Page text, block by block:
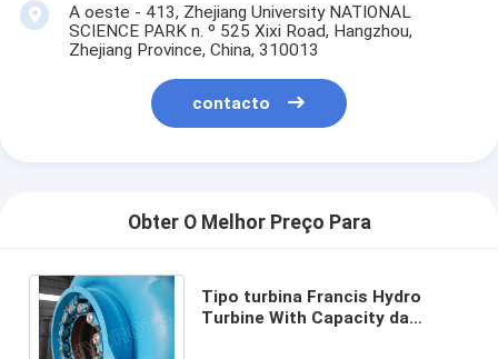
A oeste - 413, Zhejiang University NATIONAL
SCIENCE PARK n. º 525 Xixi Road, Hangzhou,
Zhejiang Province, China, 310013
contacto
Obter O Melhor Preço Para
Tipo turbina Francis Hydro
Turbine With Capacity da